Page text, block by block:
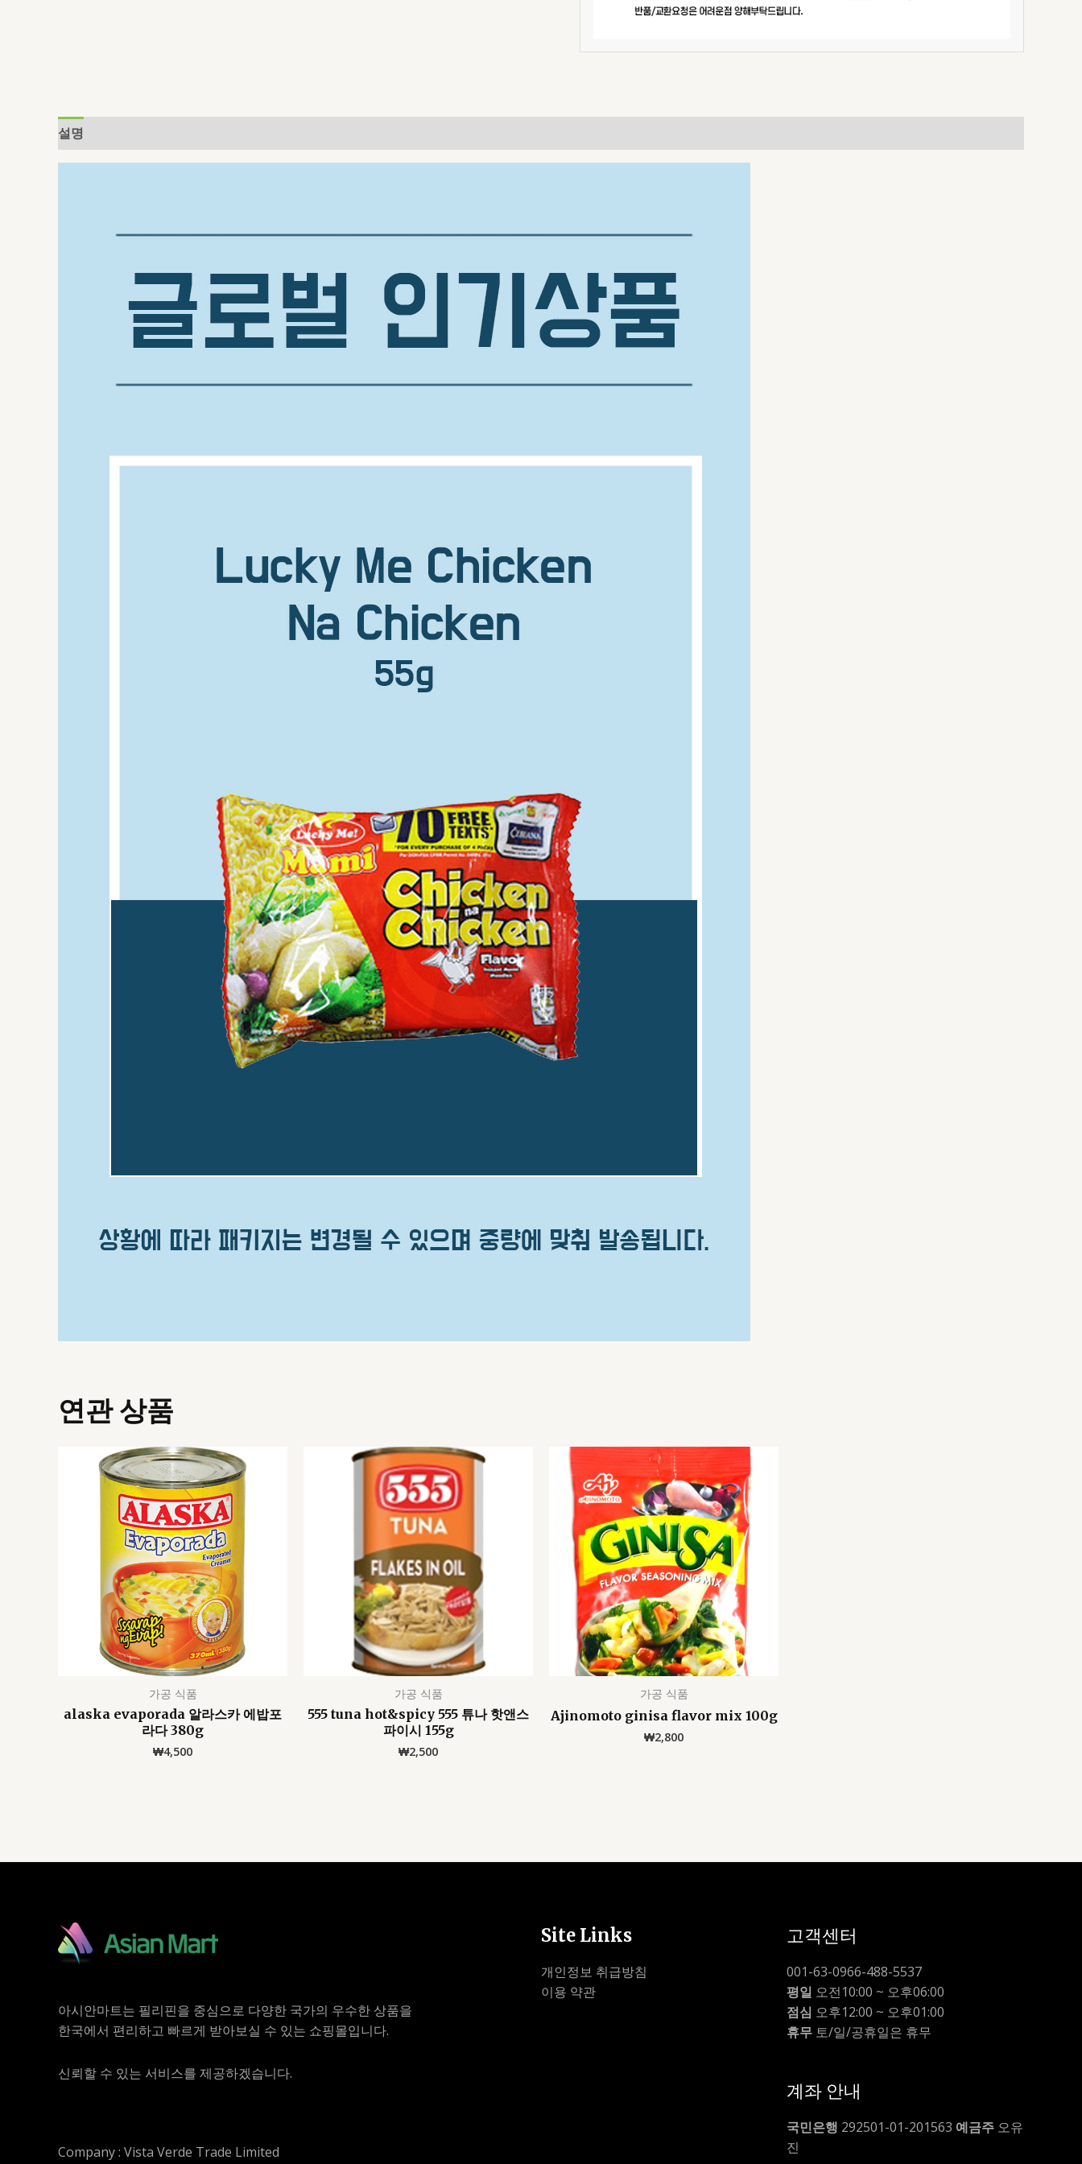
설명
연관 상품
가공 식품
alaska evaporada 알라스카 에밥포
라다 380g
₩4,500
가공 식품
555 tuna hot&spicy 555 튜나 핫앤스
파이시 155g
₩2,500
가공 식품
Ajinomoto ginisa flavor mix 100g
₩2,800
아시안마트는 필리핀을 중심으로 다양한 국가의 우수한 상품을
한국에서 편리하고 빠르게 받아보실 수 있는 쇼핑몰입니다.
신뢰할 수 있는 서비스를 제공하겠습니다.
Company : Vista Verde Trade Limited
Site Links
개인정보 취급방침
이용 약관
고객센터
001-63-0966-488-5537
평일 오전10:00 ~ 오후06:00
점심 오후12:00 ~ 오후01:00
휴무 토/일/공휴일은 휴무
계좌 안내
국민은행 292501-01-201563 예금주 오유
진